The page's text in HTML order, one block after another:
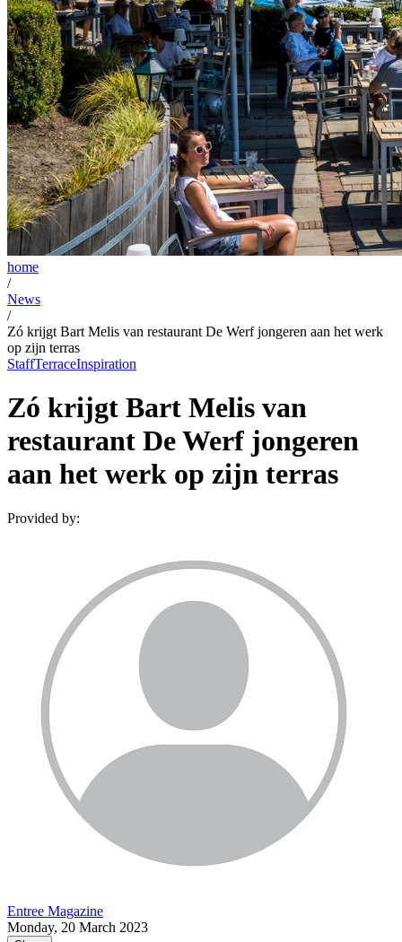
home
/
News
/
Zó krijgt Bart Melis van restaurant De Werf jongeren aan het werk
op zijn terras
StaffTerraceInspiration
Zó krijgt Bart Melis van
restaurant De Werf jongeren
aan het werk op zijn terras
Provided by:
Entree Magazine
Monday, 20 March 2023